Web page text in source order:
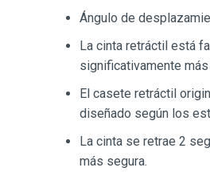
Ángulo de
La cinta retráctil está
significativamente
El casete retráctil
diseñado según los
La cinta se retrae 2
más segura.